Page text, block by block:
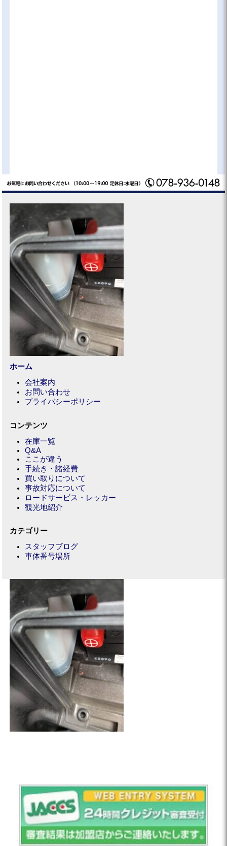
ホーム
会社案内
お問い合わせ
プライバシーポリシー
コンテンツ
在庫一覧
Q&A
ここが違う
手続き・諸経費
買い取りについて
事故対応について
ロードサービス・レッカー
観光地紹介
カテゴリー
スタッフブログ
車体番号場所